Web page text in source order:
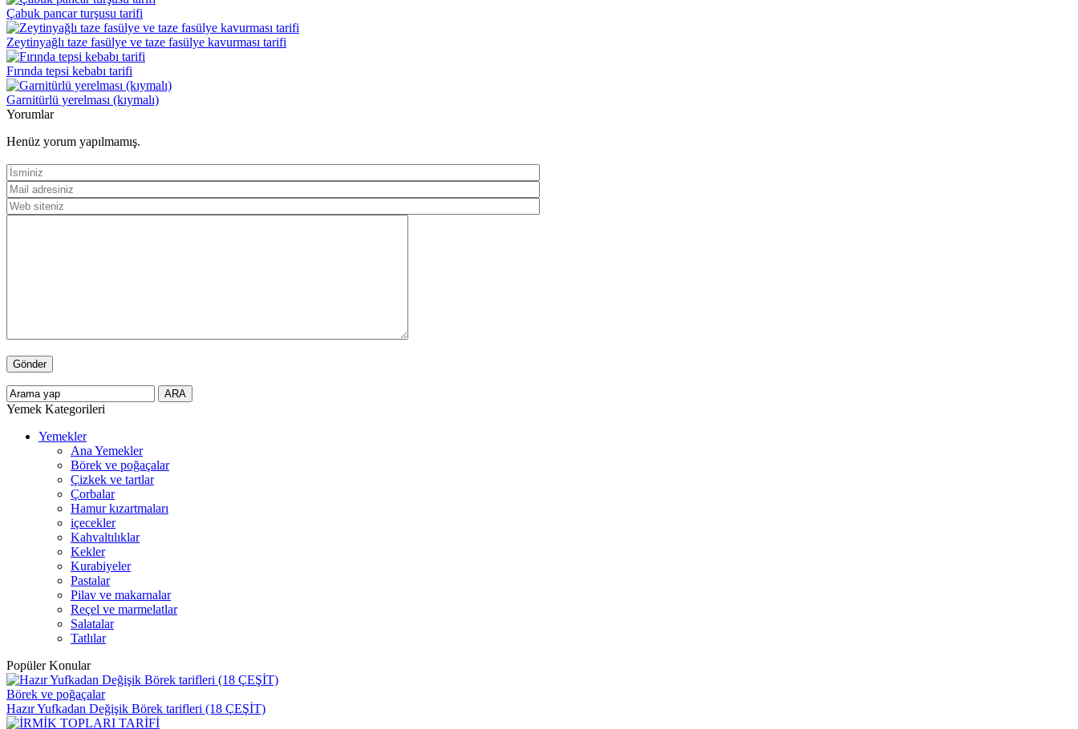
Çabuk pancar turşusu tarifi
Zeytinyağlı taze fasülye ve taze fasülye kavurması tarifi
Fırında tepsi kebabı tarifi
Garnitürlü yerelması (kıymalı)
Yorumlar
Henüz yorum yapılmamış.
Yemek Kategorileri
Yemekler
Ana Yemekler
Börek ve poğaçalar
Çizkek ve tartlar
Çorbalar
Hamur kızartmaları
içecekler
Kahvaltılıklar
Kekler
Kurabiyeler
Pastalar
Pilav ve makarnalar
Reçel ve marmelatlar
Salatalar
Tatlılar
Popüler Konular
Börek ve poğaçalar
Hazır Yufkadan Değişik Börek tarifleri (18 ÇEŞİT)